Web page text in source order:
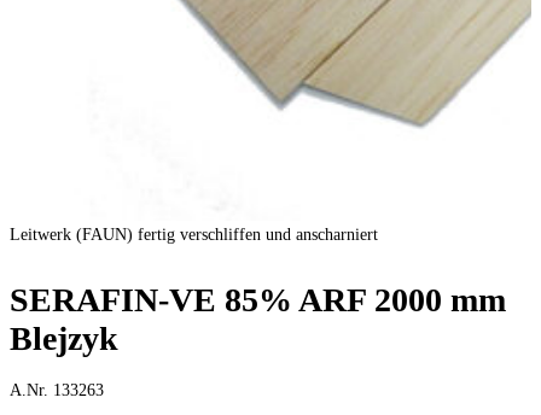
Leitwerk (FAUN) fertig verschliffen und anscharniert
SERAFIN-VE 85% ARF 2000 mm
Blejzyk
A.Nr. 133263